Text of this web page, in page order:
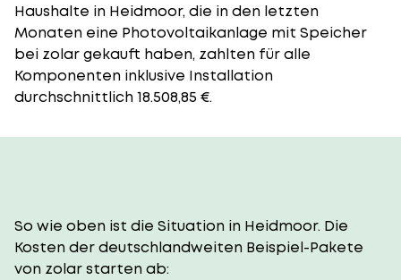
Haushalte in Heidmoor, die in den letzten
Monaten eine Photovoltaikanlage mit Speicher
bei zolar gekauft haben, zahlten für alle
Komponenten inklusive Installation
durchschnittlich 18.508,85 €.
So wie oben ist die Situation in Heidmoor. Die
Kosten der deutschlandweiten Beispiel-Pakete
von zolar starten ab: